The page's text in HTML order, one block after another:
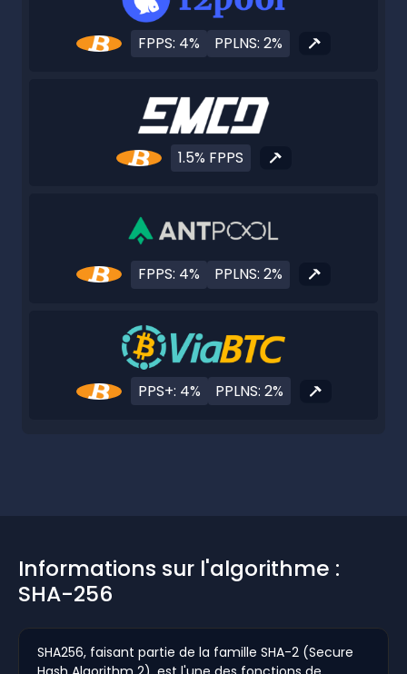
FPPS: 4% PPLNS: 2%
1.5% FPPS
FPPS: 4% PPLNS: 2%
PPS+: 4% PPLNS: 2%
Informations sur l'algorithme :
SHA-256
SHA256, faisant partie de la famille SHA-2 (Secure